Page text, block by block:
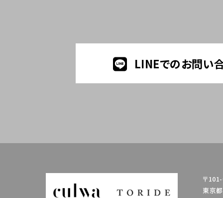
LINEでのお問い
〒
東京